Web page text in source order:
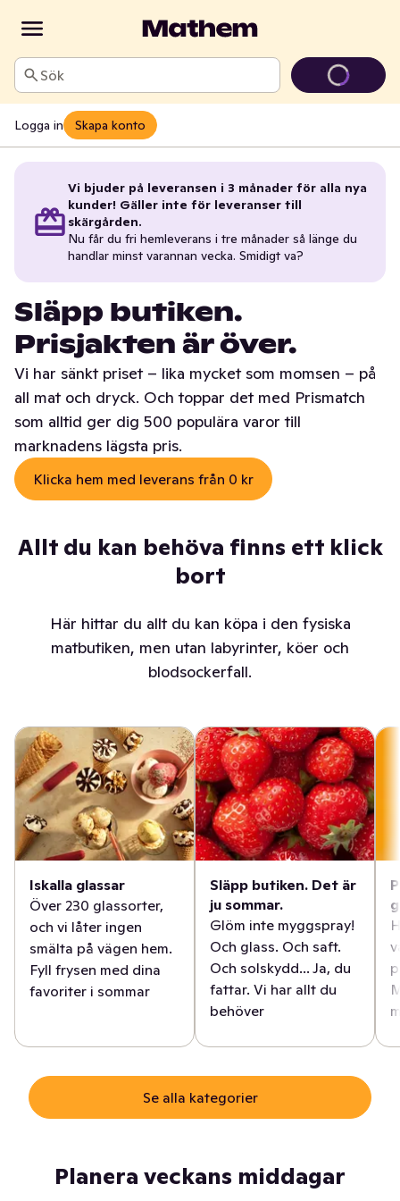
Sök
Logga in Skapa konto
Vi bjuder på leveransen i 3 månader för alla nya
kunder! Gäller inte för leveranser till
skärgården.
Nu får du fri hemleverans i tre månader så länge du
handlar minst varannan vecka. Smidigt va?
Släpp butiken.
Prisjakten är över.
Vi har sänkt priset – lika mycket som momsen – på
all mat och dryck. Och toppar det med Prismatch
som alltid ger dig 500 populära varor till
marknadens lägsta pris.
Klicka hem med leverans från 0 kr
Allt du kan behöva finns ett klick
bort
Här hittar du allt du kan köpa i den fysiska
matbutiken, men utan labyrinter, köer och
blodsockerfall.
Iskalla glassar
Över 230 glassorter,
och vi låter ingen
smälta på vägen hem.
Fyll frysen med dina
favoriter i sommar
Släpp butiken. Det är
ju sommar.
Glöm inte myggspray!
Och glass. Och saft.
Och solskydd... Ja, du
fattar. Vi har allt du
behöver
Se alla kategorier
Planera veckans middagar